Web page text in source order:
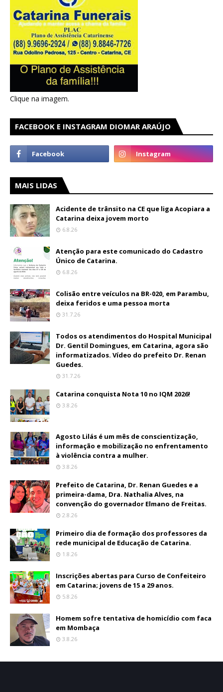
Clique na imagem.
FACEBOOK E INSTAGRAM DIOMAR ARAÚJO
MAIS LIDAS
Acidente de trânsito na CE que liga Acopiara a
Catarina deixa jovem morto
6.8.26
Atenção para este comunicado do Cadastro
Único de Catarina.
6.8.26
Colisão entre veículos na BR-020, em Parambu,
deixa feridos e uma pessoa morta
31.7.26
Todos os atendimentos do Hospital Municipal
Dr. Gentil Domingues, em Catarina, agora são
informatizados. Vídeo do prefeito Dr. Renan
Guedes.
31.7.26
Catarina conquista Nota 10 no IQM 2026!
3.8.26
Agosto Lilás é um mês de conscientização,
informação e mobilização no enfrentamento
à violência contra a mulher.
3.8.26
Prefeito de Catarina, Dr. Renan Guedes e a
primeira-dama, Dra. Nathalia Alves, na
convenção do governador Elmano de Freitas.
2.8.26
Primeiro dia de formação dos professores da
rede municipal de Educação de Catarina.
1.8.26
Inscrições abertas para Curso de Confeiteiro
em Catarina; jovens de 15 a 29 anos.
5.8.26
Homem sofre tentativa de homicídio com faca
em Mombaça
3.8.26